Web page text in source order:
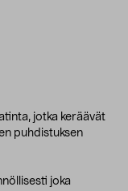
jotka keräävät
puhdistuksen
joka